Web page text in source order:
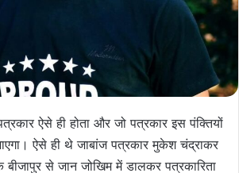
ऐसे ही होता और जो पत्रकार इस पंक्तियों
ऐसे ही थे जाबांज पत्रकार मुकेश चंद्राकर
से जान जोखिम में डालकर पत्रकारिता